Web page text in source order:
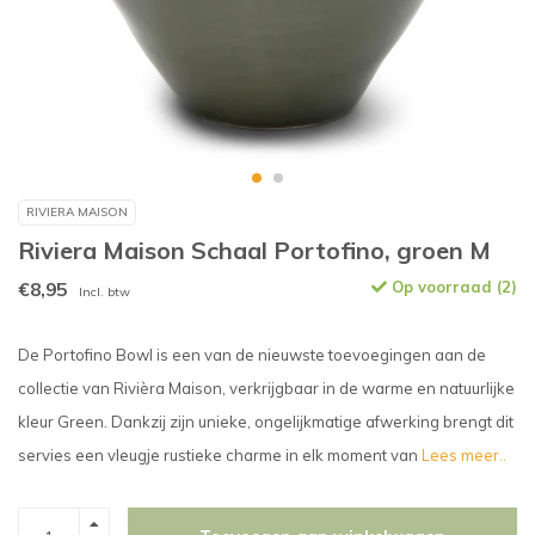
RIVIERA MAISON
Riviera Maison Schaal Portofino, groen M
€8,95 Incl. btw Op voorraad (2)
De Portofino Bowl is een van de nieuwste toevoegingen aan de
collectie van Rivièra Maison, verkrijgbaar in de warme en natuurlijke
kleur Green. Dankzij zijn unieke, ongelijkmatige afwerking brengt dit
servies een vleugje rustieke charme in elk moment van Lees meer..